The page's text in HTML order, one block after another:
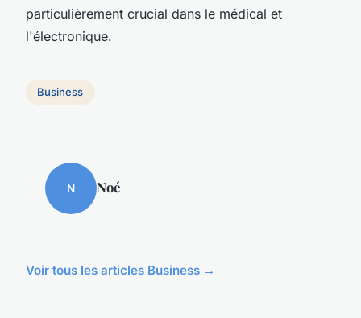
particulièrement crucial dans le médical et
l'électronique.
Business
N Noé
Voir tous les articles Business →